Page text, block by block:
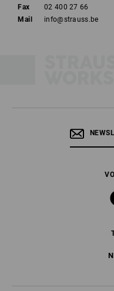
Fax
02 400 27 66
Mail
info@strauss.be